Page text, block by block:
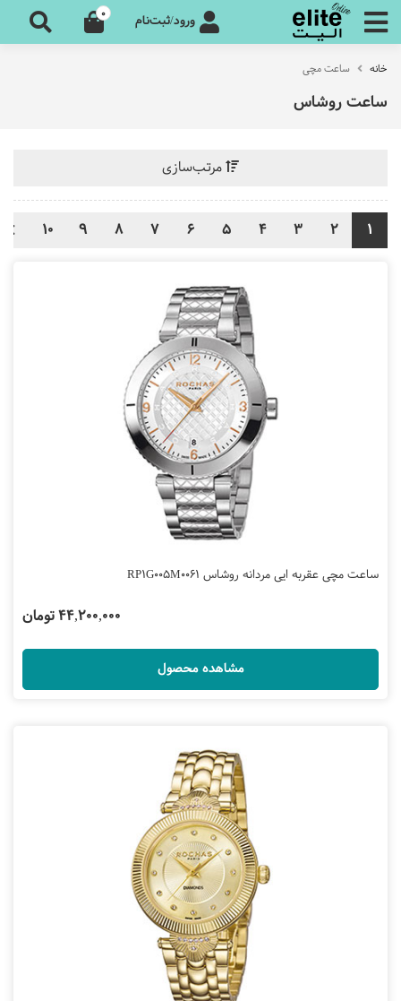
ورود/ثبت‌نام 0
خانه ساعت مچی
ساعت روشاس
مرتب‌سازی
1
2
3
4
5
6
7
8
9
10
ساعت مچی عقربه ایی مردانه روشاس RP1G005M0061
44,200,000 تومان
مشاهده محصول